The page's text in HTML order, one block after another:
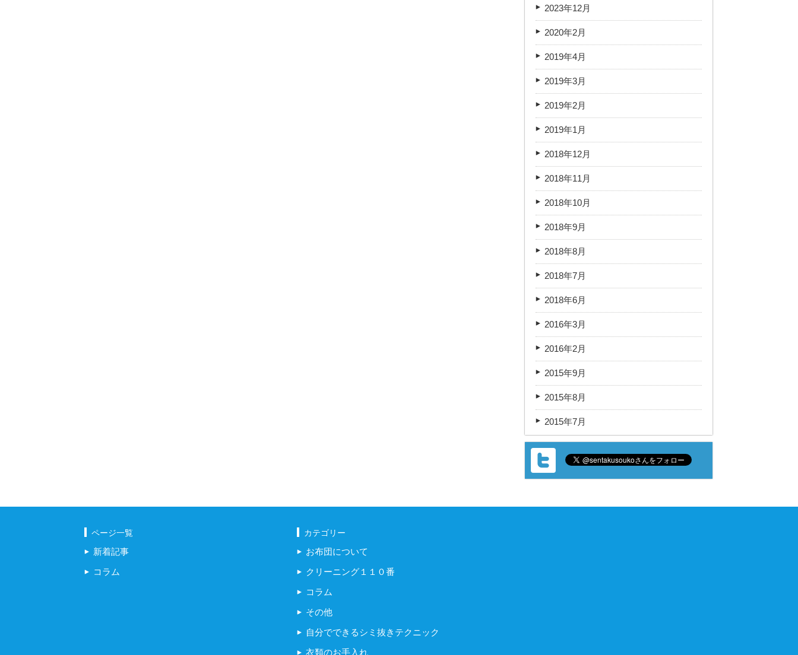
2023年12月
2020年2月
2019年4月
2019年3月
2019年2月
2019年1月
2018年12月
2018年11月
2018年10月
2018年9月
2018年8月
2018年7月
2018年6月
2016年3月
2016年2月
2015年9月
2015年8月
2015年7月
ページ一覧
新着記事
コラム
カテゴリー
お布団について
クリーニング１１０番
コラム
その他
自分でできるシミ抜きテクニック
衣類のお手入れ